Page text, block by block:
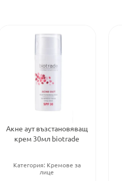
Акне аут възстановяващ
крем 30мл biotrade
Категория: Кремове за
лице